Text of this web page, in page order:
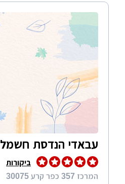
עבאדי הנדסת חשמל
ביקורות
המרכז 357 כפר קרע 30075